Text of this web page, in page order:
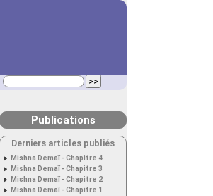
Publications
Derniers articles publiés
Mishna Demaï - Chapitre 4
Mishna Demaï - Chapitre 3
Mishna Demaï - Chapitre 2
Mishna Demaï - Chapitre 1